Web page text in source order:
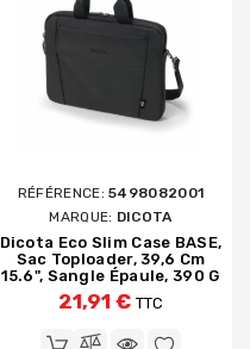
RÉFÉRENCE:5498082001
MARQUE: DICOTA
Dicota Eco Slim Case BASE,
Sac Toploader, 39,6 Cm
15.6", Sangle Épaule, 390 G
21,91 € TTC